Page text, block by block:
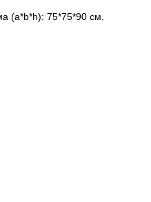
(a*b*h): 75*75*90 см.